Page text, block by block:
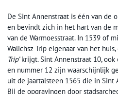
De Sint Annenstraat is één van de
en bevindt zich in het hart van de
van de Warmoesstraat. In 1539 of
Walichsz Trip eigenaar van het
Trip’krijgt. Sint Annenstraat 10, ook
en nummer 12 zijn waarschijnlijk
uit de jaartalsteen 1565 die in Sint
Bij de opgravingen door